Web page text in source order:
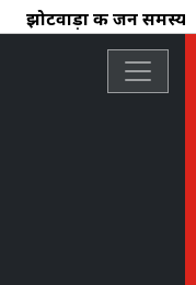
झोटवाड़ा की जन